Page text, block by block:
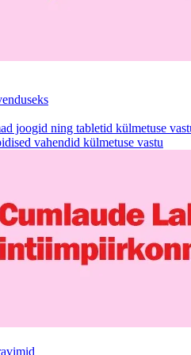
joogid ning tabletid külmetuse
vahendid külmetuse vastu